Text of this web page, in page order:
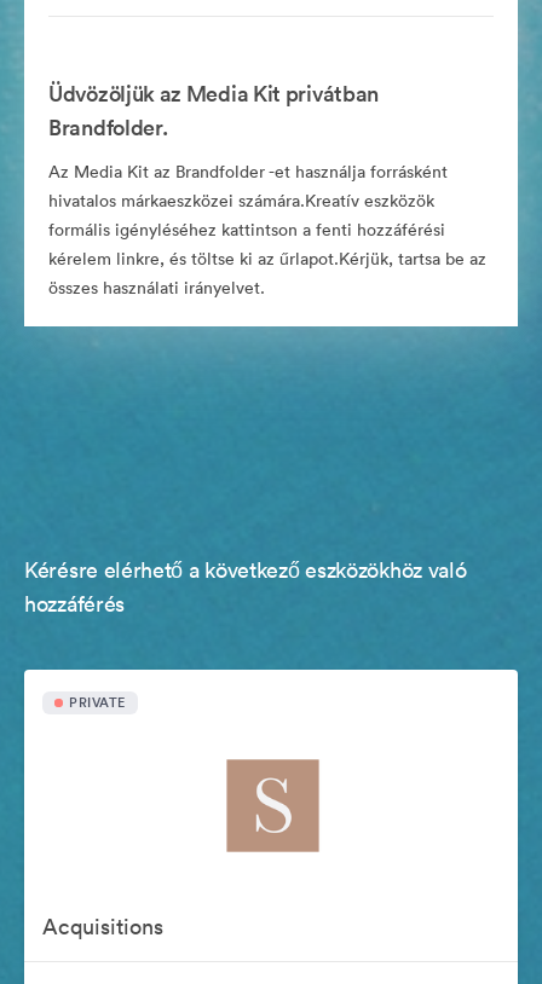
Üdvözöljük az Media Kit privátban
Brandfolder.
Az Media Kit az Brandfolder -et használja forrásként
hivatalos márkaeszközei számára.Kreatív eszközök
formális igényléséhez kattintson a fenti hozzáférési
kérelem linkre, és töltse ki az űrlapot.Kérjük, tartsa be az
összes használati irányelvet.
Kérésre elérhető a következő eszközökhöz való
hozzáférés
PRIVATE
Acquisitions